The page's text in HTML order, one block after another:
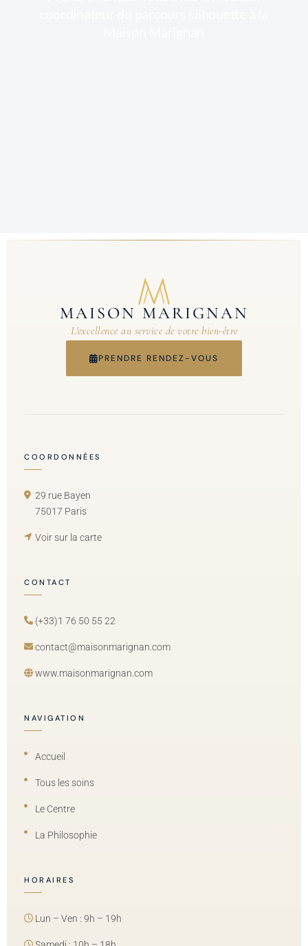
MAISON MARIGNAN
L'excellence au service de votre bien-être
PRENDRE RENDEZ-VOUS
COORDONNÉES
29 rue Bayen
75017 Paris
Voir sur la carte
CONTACT
(+33)1 76 50 55 22
contact@maisonmarignan.com
www.maisonmarignan.com
NAVIGATION
Accueil
Tous les soins
Le Centre
La Philosophie
HORAIRES
Lun – Ven : 9h – 19h